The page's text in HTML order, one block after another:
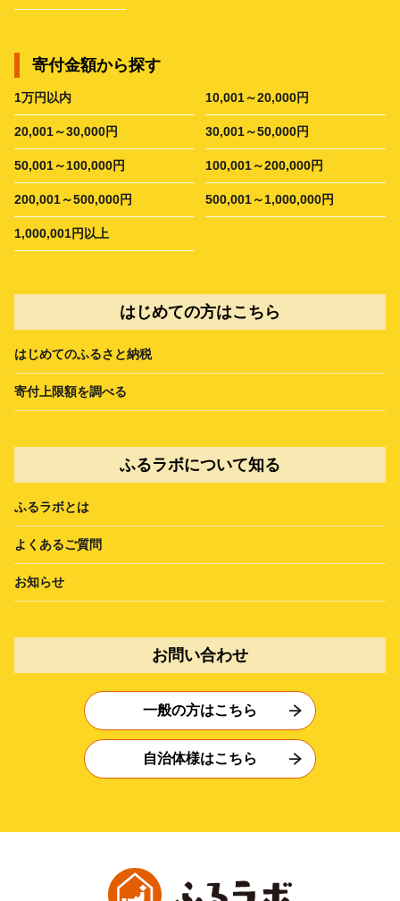
寄付金額から探す
1万円以内 10,001～20,000円
20,001～30,000円 30,001～50,000円
50,001～100,000円 100,001～200,000円
200,001～500,000円 500,001～1,000,000円
1,000,001円以上
はじめての方はこちら
はじめてのふるさと納税
寄付上限額を調べる
ふるラボについて知る
ふるラボとは
よくあるご質問
お知らせ
お問い合わせ
一般の方はこちら
自治体様はこちら